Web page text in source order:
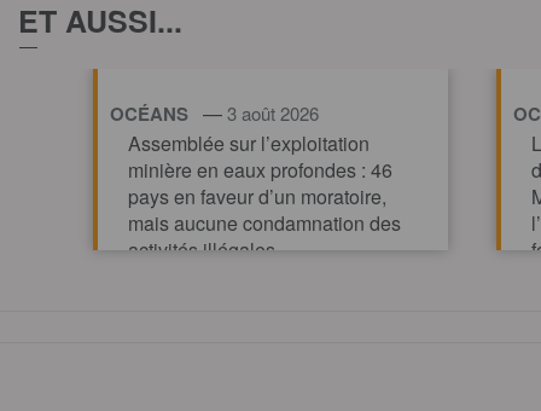
ET AUSSI...
OCÉANS —3 août 2026
Assemblée sur l’exploitation
minière en eaux profondes : 46
pays en faveur d’un moratoire,
mais aucune condamnation des
activités illégales